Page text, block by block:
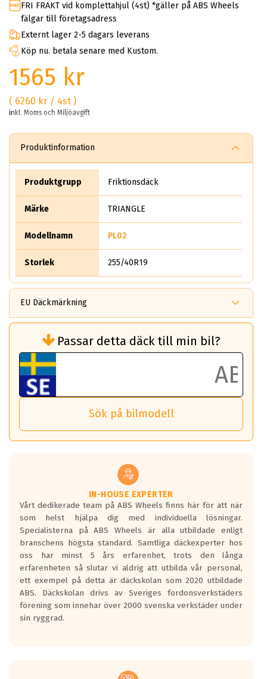
FRI FRAKT vid komplettahjul (4st) *gäller på ABS Wheels
fälgar till företagsadress
Externt lager 2-5 dagars leverans
Köp nu. betala senare med Kustom.
1565 kr
( 6260 kr / 4st )
inkl. Moms och Miljöavgift
Produktinformation
Produktgrupp Friktionsdäck
Märke TRIANGLE
Modellnamn PL02
Storlek 255/40R19
EU Däckmärkning
bränsleförbrukningen)
Det ska vara en betygsskala från klass A
till G för rullmotstånd.
Ett klass A däck kommer ha 6,5% bättre
bränsleförbrukning än ett klass G däck.
Det betyder att om man kör 10,000 km,
så sparar man 50 liter bränsle med ett
vilken körstil du använder.
Våtgrepp egenskaper:
Betygsskalan är satt A till F. Där A påvisar
den kortaste bromssträckan och F är den
längsta.
Inga D eller G betyg delas ut för
personbilar och lätta lastbilar.
Betyget sätts efter ett test där däcken
skall bromsa in på en väg där det ligger
0.5-1.5 mm vatten.
I 80km/h kommer skillnaden på
Passar detta däck till min bil?
Sök på bilmodell
IN-HOUSE EXPERTER
Vårt dedikerade team på ABS Wheels finns här för att när
som helst hjälpa dig med individuella lösningar.
Specialisterna på ABS Wheels är alla utbildade enligt
branschens högsta standard. Samtliga däckexperter hos
oss har minst 5 års erfarenhet, trots den långa
erfarenheten så slutar vi aldrig att utbilda vår personal,
ett exempel på detta är däckskolan som 2020 utbildade
ABS. Däckskolan drivs av Sveriges fordonsverkstäders
förening som innehar över 2000 svenska verkstäder under
sin ryggrad.